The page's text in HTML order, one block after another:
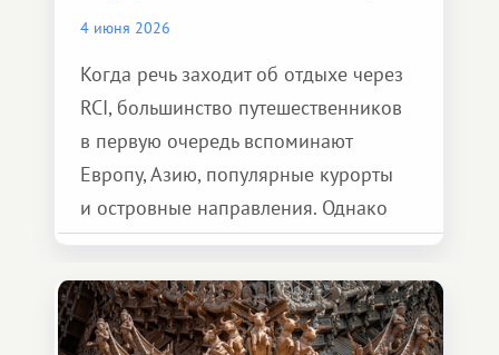
4 июня 2026
Когда речь заходит об отдыхе через
RCI, большинство путешественников
в первую очередь вспоминают
Европу, Азию, популярные курорты
и островные направления. Однако
возможности обменной системы
значительно шире. Среди них есть
и Африка — континент, который
способен подарить совершенно иной